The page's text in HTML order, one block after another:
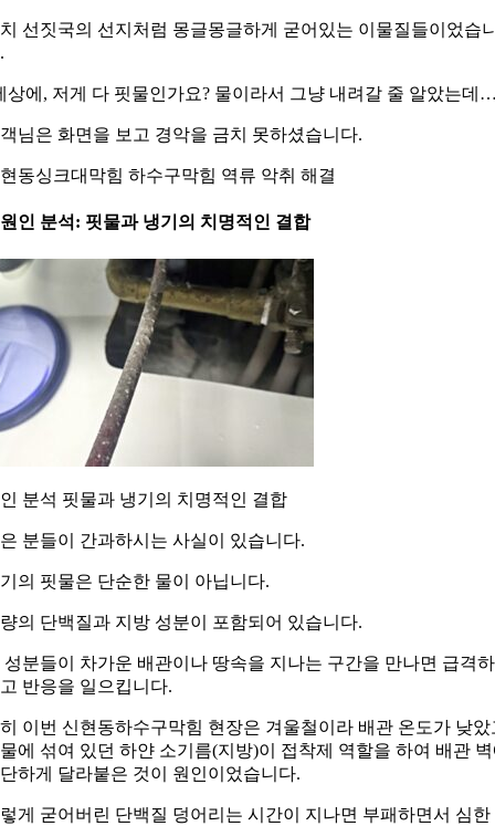
선짓국의 선지처럼 몽글몽글하게 굳어있는 이물질들이었습
상에, 저게 다 핏물인가요? 물이라서 그냥 내려갈 줄 알았는데
님은 화면을 보고 경악을 금치 못하셨습니다.
동싱크대막힘 하수구막힘 역류 악취 해결
인 분석: 핏물과 냉기의 치명적인 결합
분석 핏물과 냉기의 치명적인 결합
분들이 간과하시는 사실이 있습니다.
의 핏물은 단순한 물이 아닙니다.
의 단백질과 지방 성분이 포함되어 있습니다.
성분들이 차가운 배관이나 땅속을 지나는 구간을 만나면 급격
반응을 일으킵니다.
이번 신현동하수구막힘 현장은 겨울철이라 배관 온도가 낮았
에 섞여 있던 하얀 소기름(지방)이 접착제 역할을 하여 배관
하게 달라붙은 것이 원인이었습니다.
게 굳어버린 단백질 덩어리는 시간이 지나면 부패하면서 심한